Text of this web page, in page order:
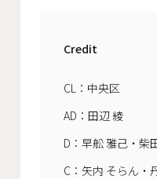
Credit
CL：中央区
AD：田辺 綾
D：早舩 雅己・柴
C：矢内 そらん・